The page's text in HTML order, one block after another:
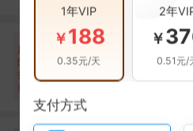
风
险
扫
描
自身风险
暂无风险
关联风险
1年VIP
￥188
0.35元/天
2年
￥
0.51元/
支付方式